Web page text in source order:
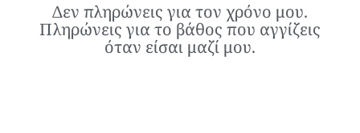
Δεν πληρώνεις για τον χρόνο μου.
Πληρώνεις για το βάθος που αγγίζεις
όταν είσαι μαζί μου.